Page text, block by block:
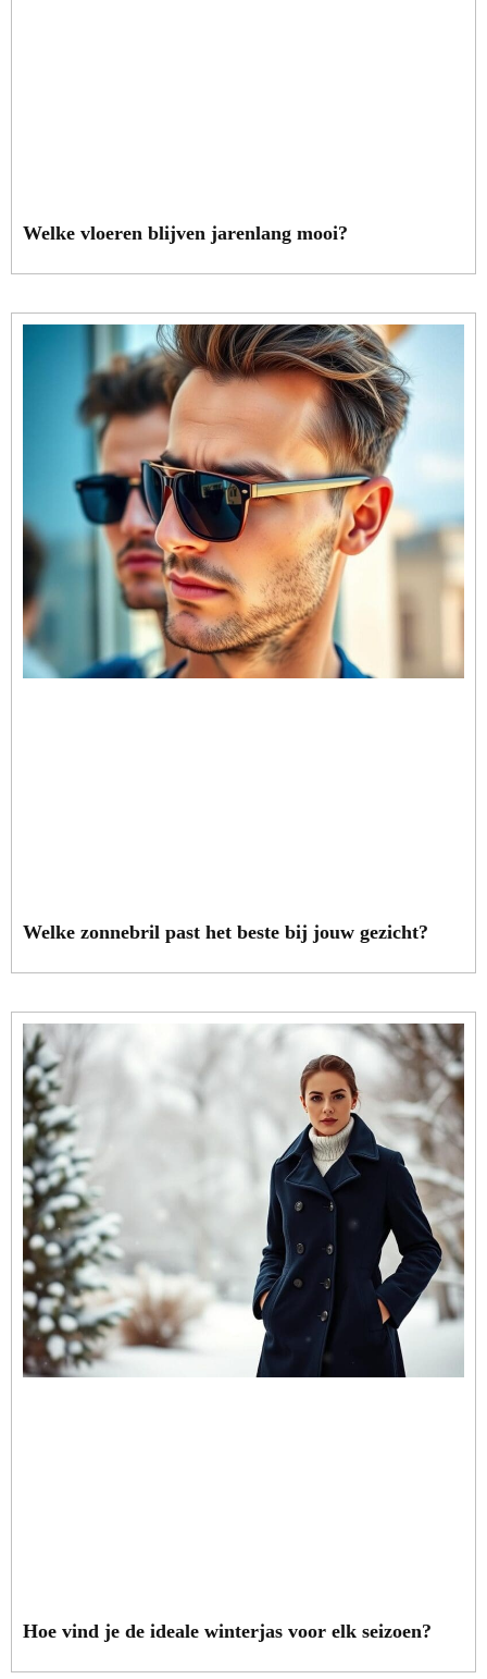
Welke vloeren blijven jarenlang mooi?
Welke zonnebril past het beste bij jouw gezicht?
Hoe vind je de ideale winterjas voor elk seizoen?